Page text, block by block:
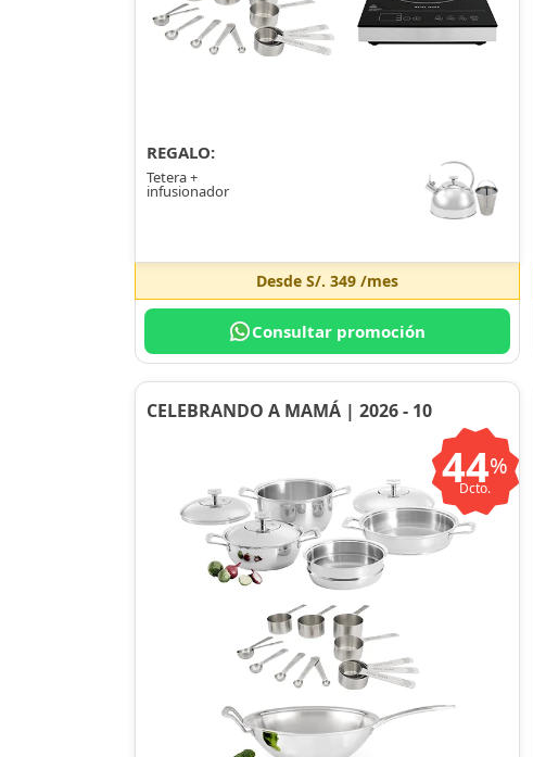
REGALO:
Tetera +
infusionador
Desde S/. 349/mes
Consultar promoción
CELEBRANDO A MAMÁ | 2026 - 10
44%
Dcto.